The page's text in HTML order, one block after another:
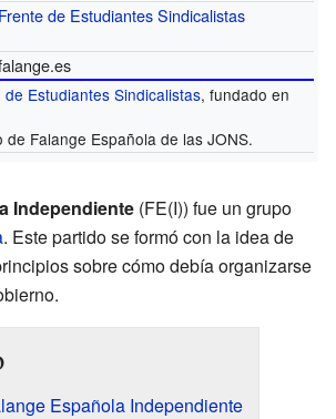
Frente de Estudiantes Sindicalistas
de Estudiantes Sindicalistas, fundado en
de Falange Española de las JONS.
Independiente (FE(I)) fue un grupo
. Este partido se formó con la idea de
sobre cómo debía organizarse
Española Independiente